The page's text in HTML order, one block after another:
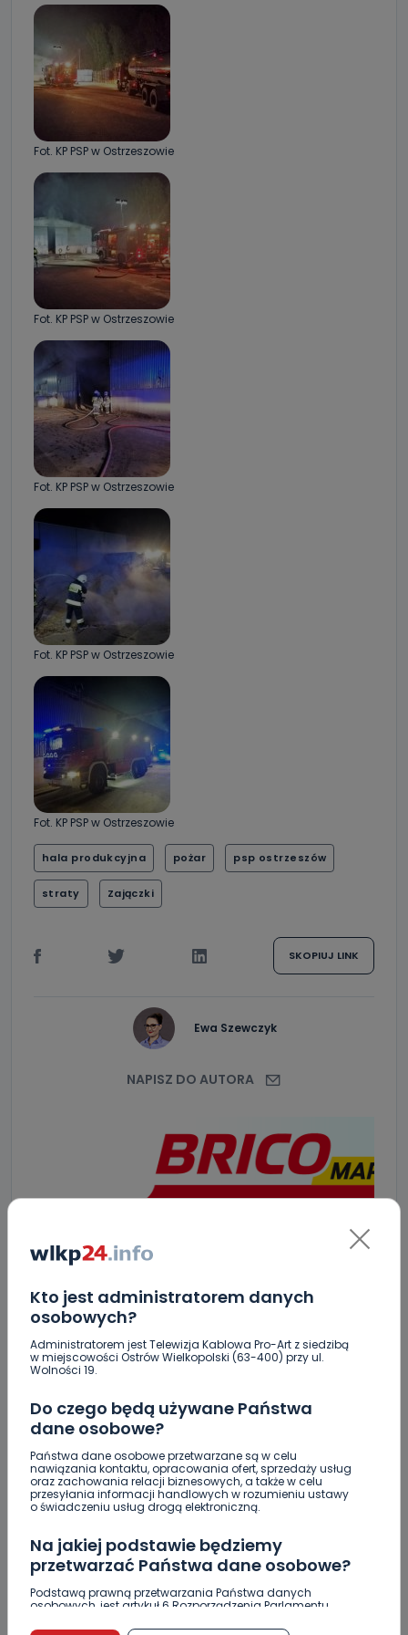
Kto jest administratorem danych
osobowych?
Administratorem jest Telewizja Kablowa Pro-Art z siedzibą
w miejscowości Ostrów Wielkopolski (63-400) przy ul.
Wolności 19.
Do czego będą używane Państwa
dane osobowe?
Państwa dane osobowe przetwarzane są w celu
nawiązania kontaktu, opracowania ofert, sprzedaży usług
oraz zachowania relacji biznesowych, a także w celu
przesyłania informacji handlowych w rozumieniu ustawy
o świadczeniu usług drogą elektroniczną.
Na jakiej podstawie będziemy
przetwarzać Państwa dane osobowe?
Podstawą prawną przetwarzania Państwa danych
osobowych, jest artykuł 6 Rozporządzenia Parlamentu
r. w sprawie ochrony osób fizycznych w związku z
Fot. KP PSP w Ostrzeszowie
Fot. KP PSP w Ostrzeszowie
Fot. KP PSP w Ostrzeszowie
Fot. KP PSP w Ostrzeszowie
Fot. KP PSP w Ostrzeszowie
hala produkcyjna pożar psp ostrzeszów
straty Zajączki
SKOPIUJ LINK
Ewa Szewczyk
NAPISZ DO AUTORA
ZOBACZ TAKŻE
09.08.2026 12:13
Pilnie potrzebna krew. Sprwdź,
czy…